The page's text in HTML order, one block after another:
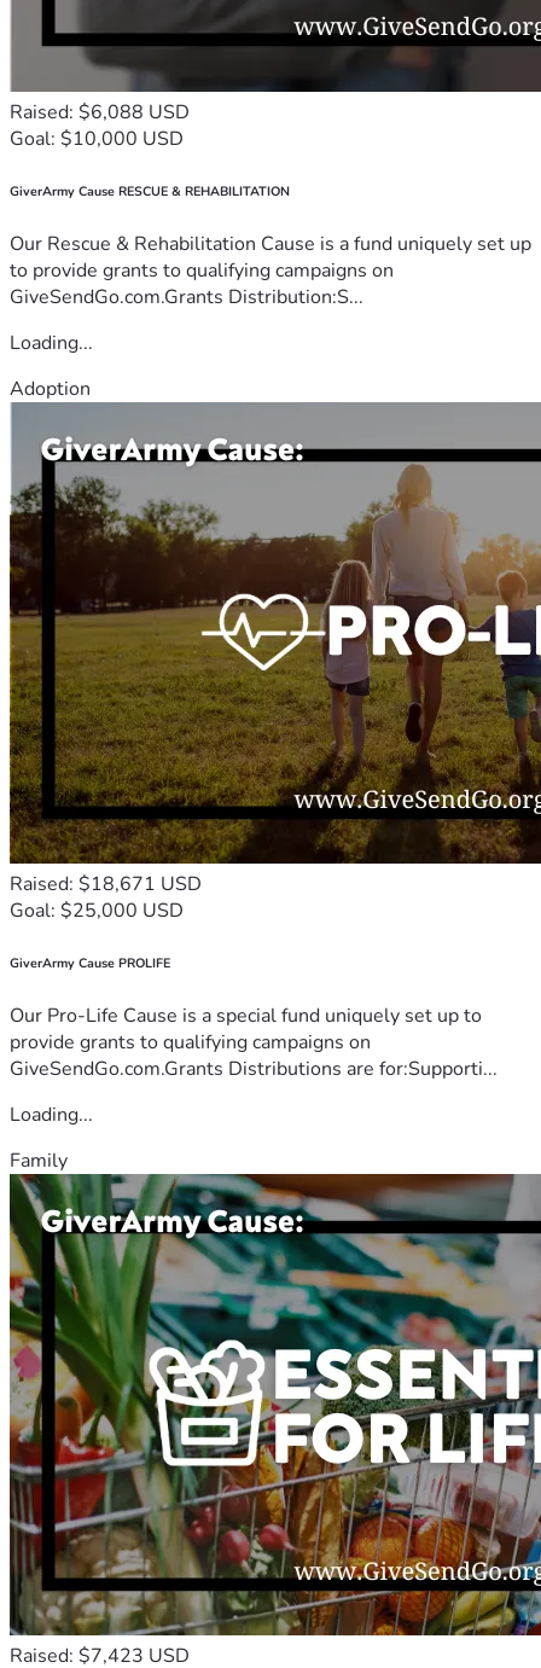
Raised: $6,088 USD
Goal: $10,000 USD
GiverArmy Cause RESCUE & REHABILITATION
Our Rescue & Rehabilitation Cause is a fund uniquely set up
to provide grants to qualifying campaigns on
GiveSendGo.com.Grants Distribution:S...
Loading...
Adoption
Raised: $18,671 USD
Goal: $25,000 USD
GiverArmy Cause PROLIFE
Our Pro-Life Cause is a special fund uniquely set up to
provide grants to qualifying campaigns on
GiveSendGo.com.Grants Distributions are for:Supporti...
Loading...
Family
Raised: $7,423 USD